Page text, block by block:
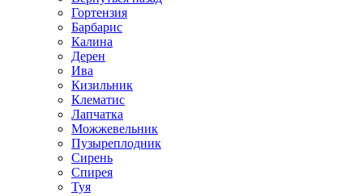
Гортензия
Барбарис
Калина
Дерен
Ива
Кизильник
Клематис
Лапчатка
Можжевельник
Пузыреплодник
Сирень
Спирея
Туя